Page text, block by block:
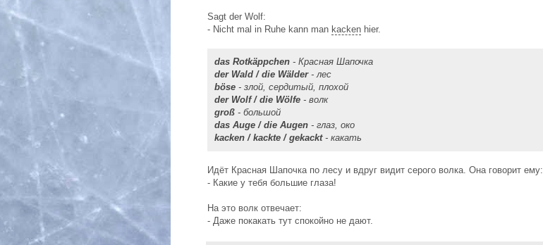
Sagt der Wolf:
- Nicht mal in Ruhe kann man kacken hier.
das Rotkäppchen - Красная Шапочка
der Wald / die Wälder- лес
böse - злой, сердитый, плохой
der Wolf / die Wölfe - волк
groß - большой
das Auge / die Augen - глаз, око
kacken / kackte / gekackt- какать
Идёт Красная Шапочка по лесу и вдруг видит серого волка. Она говорит ему:
- Какие у тебя большие глаза!
На это волк отвечает:
- Даже покакать тут спокойно не дают.